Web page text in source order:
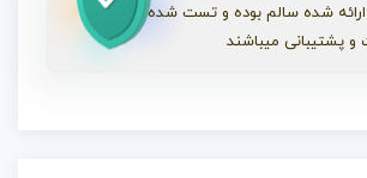
شده سالم بوده و تست شده
و پشتیبانی میباشند